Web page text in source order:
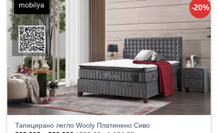
-20%
към
списъка с
харесани
продукти
Тапицирано легло Wooly Платинено Сиво